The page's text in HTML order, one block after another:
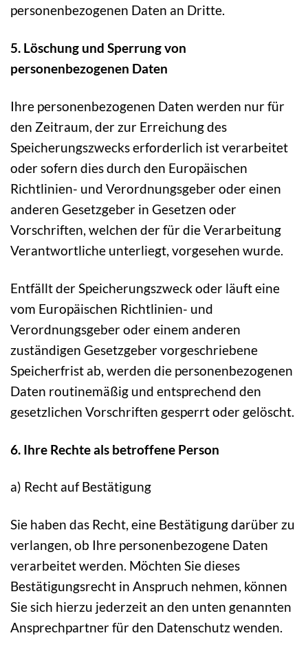
personenbezogenen Daten an Dritte.
5. Löschung und Sperrung von
personenbezogenen Daten
Ihre personenbezogenen Daten werden nur für
den Zeitraum, der zur Erreichung des
Speicherungszwecks erforderlich ist verarbeitet
oder sofern dies durch den Europäischen
Richtlinien- und Verordnungsgeber oder einen
anderen Gesetzgeber in Gesetzen oder
Vorschriften, welchen der für die Verarbeitung
Verantwortliche unterliegt, vorgesehen wurde.
Entfällt der Speicherungszweck oder läuft eine
vom Europäischen Richtlinien- und
Verordnungsgeber oder einem anderen
zuständigen Gesetzgeber vorgeschriebene
Speicherfrist ab, werden die personenbezogenen
Daten routinemäßig und entsprechend den
gesetzlichen Vorschriften gesperrt oder gelöscht.
6. Ihre Rechte als betroffene Person
a) Recht auf Bestätigung
Sie haben das Recht, eine Bestätigung darüber zu
verlangen, ob Ihre personenbezogene Daten
verarbeitet werden. Möchten Sie dieses
Bestätigungsrecht in Anspruch nehmen, können
Sie sich hierzu jederzeit an den unten genannten
Ansprechpartner für den Datenschutz wenden.